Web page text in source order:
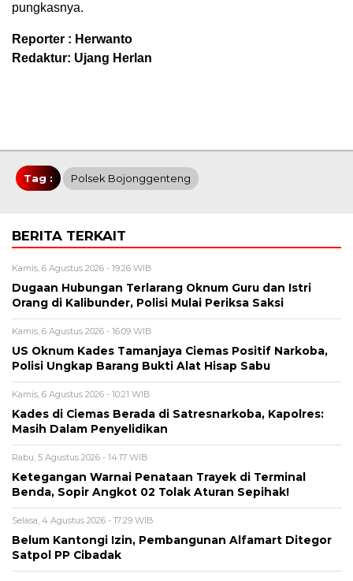
pungkasnya.
Reporter : Herwanto
Redaktur: Ujang Herlan
Tag : Polsek Bojonggenteng
BERITA TERKAIT
Kamis, 6 Agustus 2026 - 19:26 WIB
Dugaan Hubungan Terlarang Oknum Guru dan Istri
Orang di Kalibunder, Polisi Mulai Periksa Saksi
Kamis, 6 Agustus 2026 - 16:09 WIB
US Oknum Kades Tamanjaya Ciemas Positif Narkoba,
Polisi Ungkap Barang Bukti Alat Hisap Sabu
Kamis, 6 Agustus 2026 - 10:21 WIB
Kades di Ciemas Berada di Satresnarkoba, Kapolres:
Masih Dalam Penyelidikan
Rabu, 5 Agustus 2026 - 14:17 WIB
Ketegangan Warnai Penataan Trayek di Terminal
Benda, Sopir Angkot 02 Tolak Aturan Sepihak!
Selasa, 4 Agustus 2026 - 17:29 WIB
Belum Kantongi Izin, Pembangunan Alfamart Ditegor
Satpol PP Cibadak